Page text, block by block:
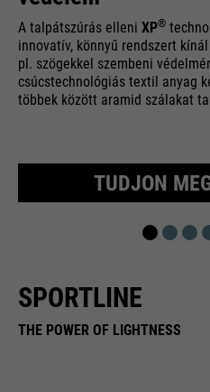
A talpátszúrás elleni XP®
innovatív, könnyű rendszert
pl. szögekkel szembeni
csúcstechnológiás textil anyag
többek között aramid szálakat
TUDJON
SPORTLINE
THE POWER OF LIGHTNESS